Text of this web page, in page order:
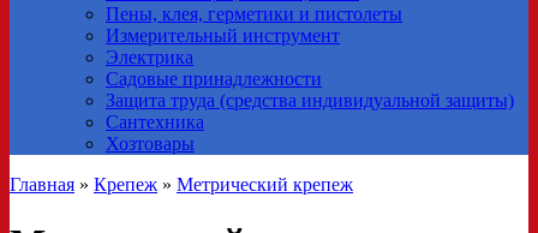
Пены, клея, герметики и пистолеты
Измерительный инструмент
Электрика
Садовые принадлежности
Защита труда (средства индивидуальной защиты)
Сантехника
Хозтовары
Главная » Крепеж » Метрический крепеж